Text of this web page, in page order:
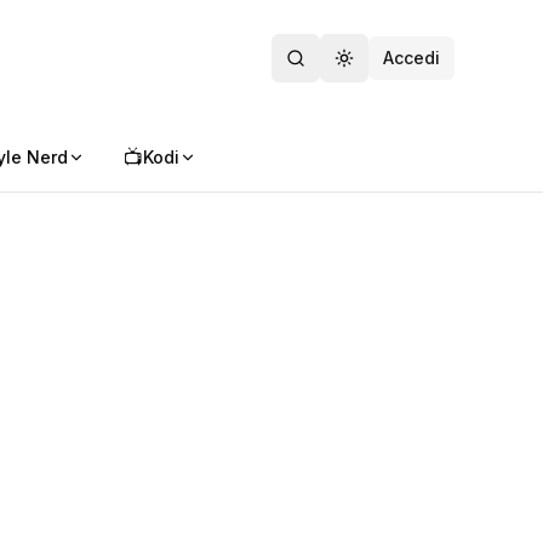
Toggle theme
Accedi
Nerd 📺Kodi